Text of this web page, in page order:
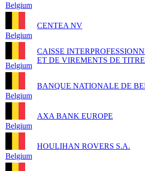
Belgium
Belgium
CENTEA NV
Belgium
CAISSE
ET DE VIREMENTS DE
Belgium
BANQUE NATIONALE DE
Belgium
AXA BANK EUROPE
Belgium
HOULIHAN ROVERS S.A.